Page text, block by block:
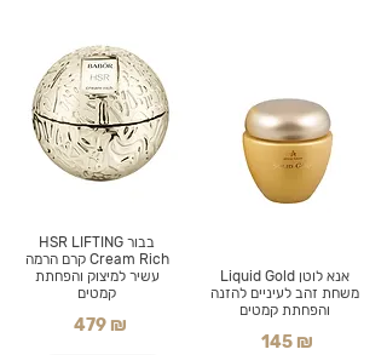
בבור HSR LIFTING
Cream Rich קרם הרמה
עשיר למיצוק והפחתת
קמטים
479 ₪
אנא לוטן Liquid Gold
משחת זהב לעיניים להזנה
והפחתת קמטים
145 ₪